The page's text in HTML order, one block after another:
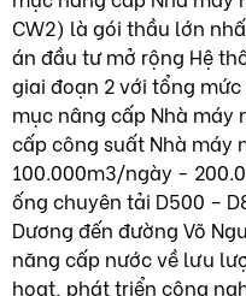
CW2) là gói thầu lớn
án đầu tư mở rộng Hệ
giai đoạn 2 với tổng mức
mục nâng cấp Nhà máy
cấp công suất Nhà máy
100.000m3/ngày -
ống chuyên tải D500 –
Dương đến đường Võ
năng cấp nước về lưu
hoạt, phát triển công